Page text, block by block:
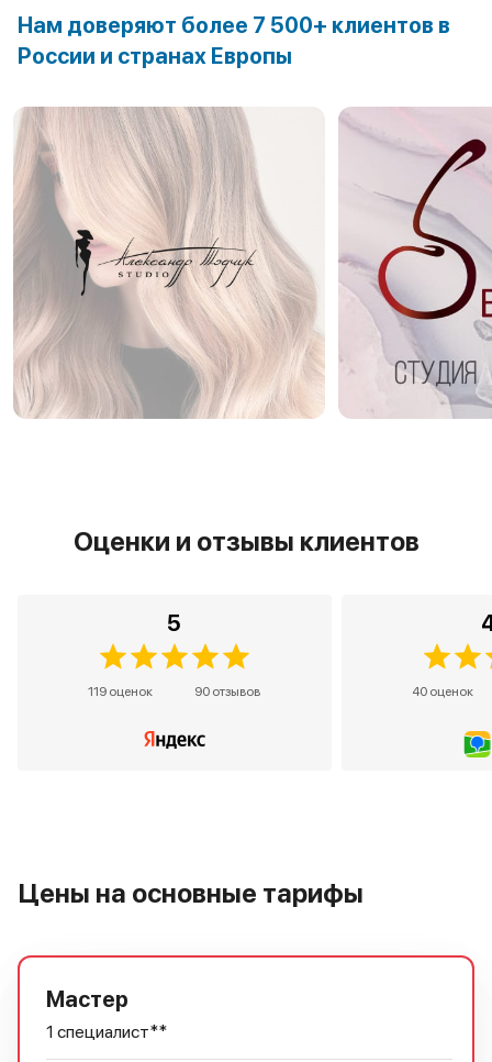
Нам доверяют более 7 500+ клиентов в
России и странах Европы
Оценки и отзывы клиентов
5
119 оценок 90 отзывов 40 оценок
Цены на основные тарифы
Мастер
1 специалист**